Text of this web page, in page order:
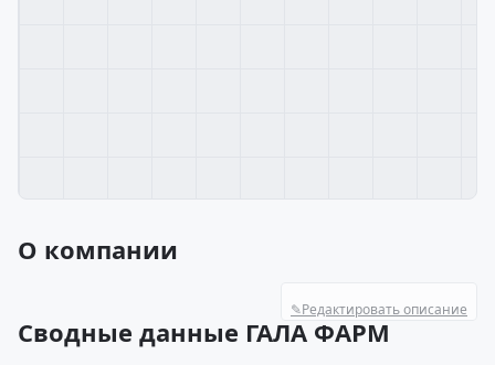
О компании
✎Редактировать описание
Сводные данные ГАЛА ФАРМ